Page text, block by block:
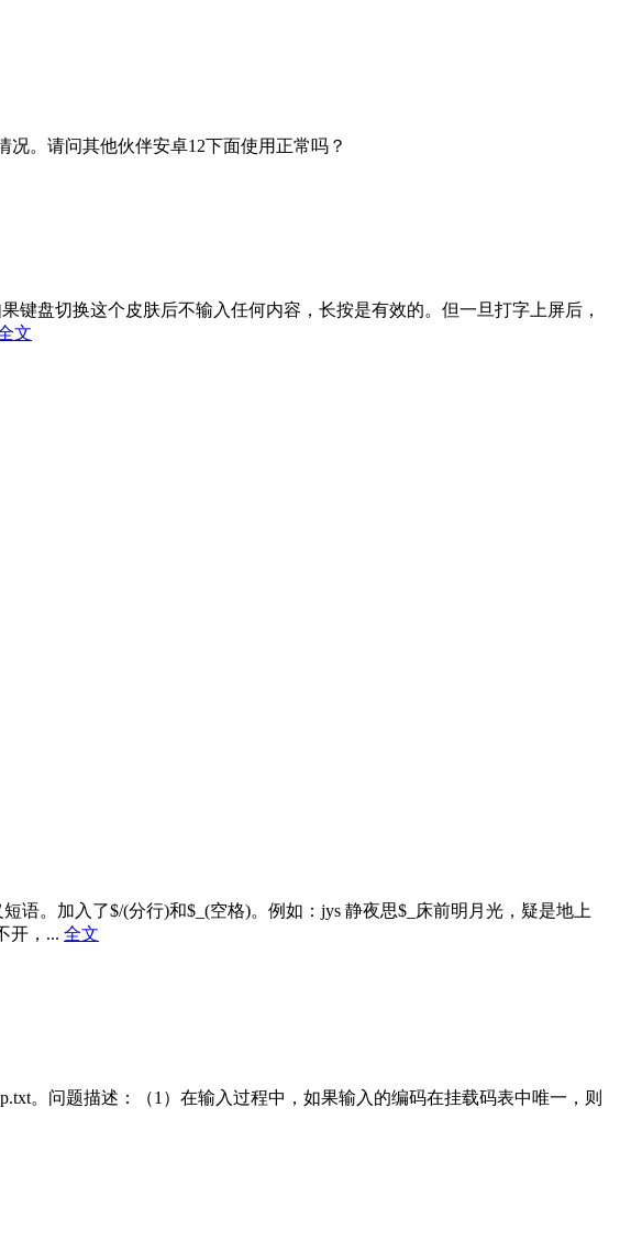
。请问其他伙伴安卓12下面使用正常吗？
键盘切换这个皮肤后不输入任何内容，长按是有效的。但一旦打字上屏后，
文
。加入了$/(分行)和$_(空格)。例如：jys 静夜思$_床前明月光，疑是地上
开，... 全文
。问题描述：（1）在输入过程中，如果输入的编码在挂载码表中唯一，则